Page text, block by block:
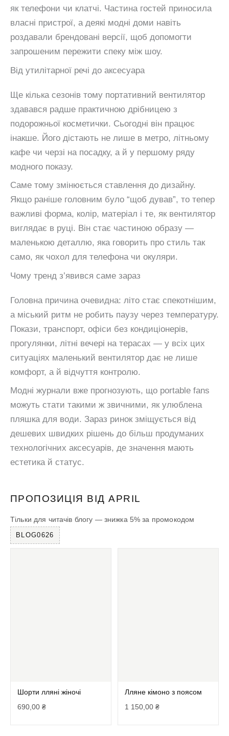
як телефони чи клатчі. Частина гостей приносила
власні пристрої, а деякі модні доми навіть
роздавали брендовані версії, щоб допомогти
запрошеним пережити спеку між шоу.
Від утилітарної речі до аксесуара
Ще кілька сезонів тому портативний вентилятор
здавався радше практичною дрібницею з
подорожньої косметички. Сьогодні він працює
інакше. Його дістають не лише в метро, літньому
кафе чи черзі на посадку, а й у першому ряду
модного показу.
Саме тому змінюється ставлення до дизайну.
Якщо раніше головним було “щоб дував”, то тепер
важливі форма, колір, матеріал і те, як вентилятор
виглядає в руці. Він стає частиною образу —
маленькою деталлю, яка говорить про стиль так
само, як чохол для телефона чи окуляри.
Чому тренд з’явився саме зараз
Головна причина очевидна: літо стає спекотнішим,
а міський ритм не робить паузу через температуру.
Покази, транспорт, офіси без кондиціонерів,
прогулянки, літні вечері на терасах — у всіх цих
ситуаціях маленький вентилятор дає не лише
комфорт, а й відчуття контролю.
Модні журнали вже прогнозують, що portable fans
можуть стати такими ж звичними, як улюблена
пляшка для води. Зараз ринок зміщується від
дешевих швидких рішень до більш продуманих
технологічних аксесуарів, де значення мають
естетика й статус.
ПРОПОЗИЦІЯ ВІД APRIL
Тільки для читачів блогу — знижка 5% за промокодом
BLOG0626
Шорти лляні жіночі
690,00 ₴
Лляне кімоно з поясом
1 150,00₴